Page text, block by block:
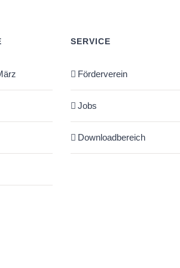
SERVICE
Förderverein
Jobs
Downloadbereich